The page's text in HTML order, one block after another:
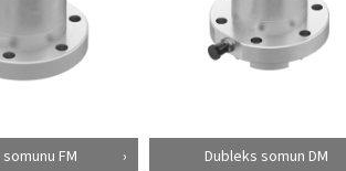
FM Dubleks somun DM